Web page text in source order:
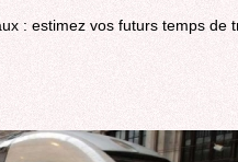
BORDEAUX
TRAMWAY, RER
ROCADE VDO
: estimez vos futurs temps de